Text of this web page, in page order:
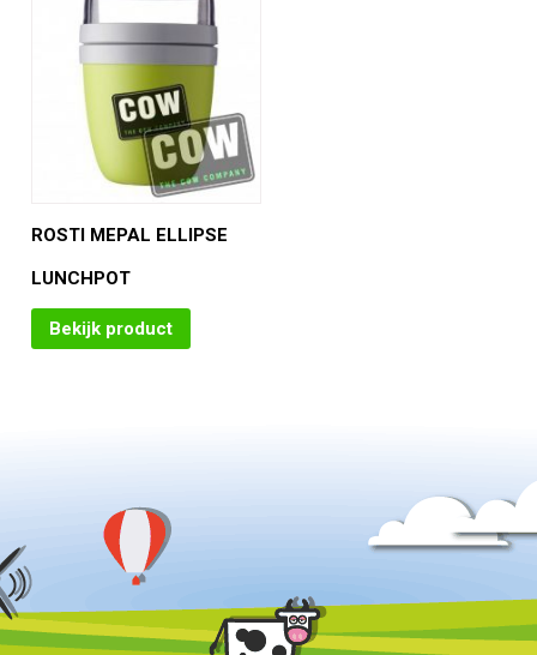
ROSTI MEPAL ELLIPSE
LUNCHPOT
Bekijk product